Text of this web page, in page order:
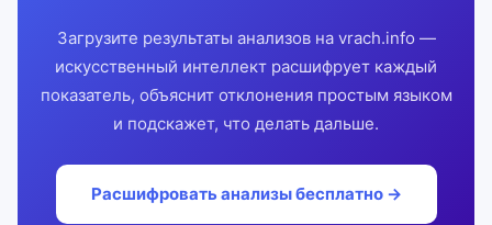
Загрузите результаты анализов на vrach.info —
искусственный интеллект расшифрует каждый
показатель, объяснит отклонения простым языком
и подскажет, что делать дальше.
Расшифровать анализы бесплатно →